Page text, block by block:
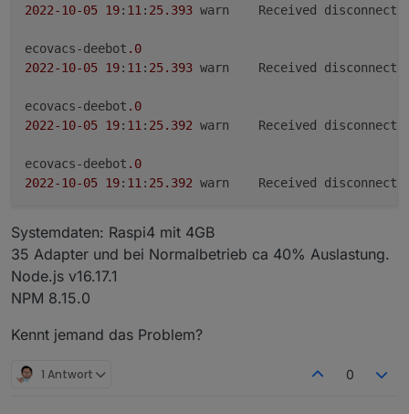
2022-10-05 19: 11: 25.393
	warn	Received disconnect
ecovacs-deebot .0
2022-10-05 19: 11: 25.393
	warn	Received disconnect
ecovacs-deebot .0
2022-10-05 19: 11: 25.392
	warn	Received disconnect
ecovacs-deebot .0
2022-10-05 19: 11: 25.392
	warn	Received disconnect
Systemdaten: Raspi4 mit 4GB
35 Adapter und bei Normalbetrieb ca 40% Auslastung.
Node.js v16.17.1
NPM 8.15.0
Kennt jemand das Problem?
1 Antwort 0